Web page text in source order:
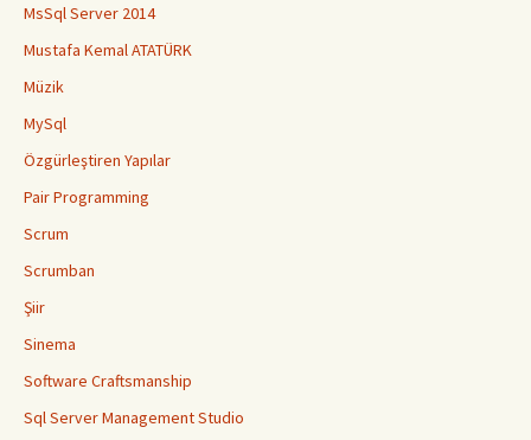
MsSql Server 2014
Mustafa Kemal ATATÜRK
Müzik
MySql
Özgürleştiren Yapılar
Pair Programming
Scrum
Scrumban
Şiir
Sinema
Software Craftsmanship
Sql Server Management Studio